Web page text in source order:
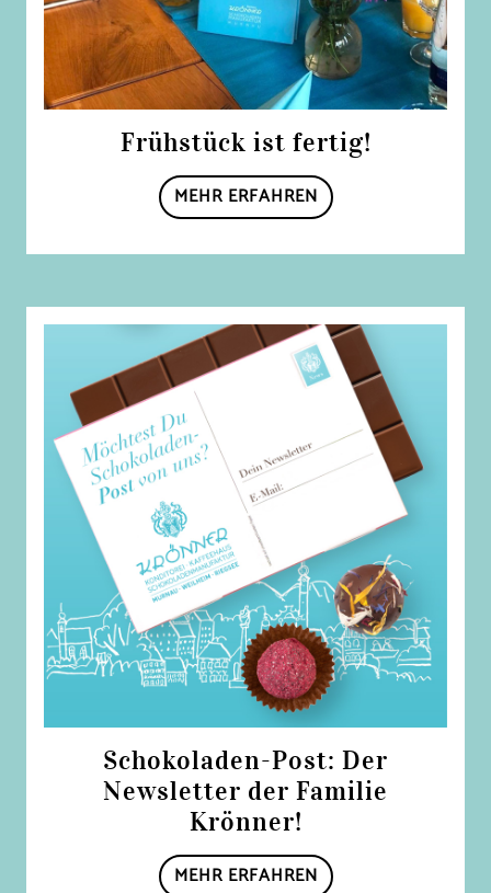
Frühstück ist fertig!
MEHR ERFAHREN
Schokoladen-Post: Der
Newsletter der Familie
Krönner!
MEHR ERFAHREN